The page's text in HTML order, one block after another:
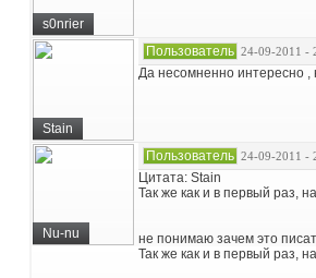
s0nrier
Stain
Пользователь 24-09-2011 -
Да несомненно интересно ,
Nu-nu
Пользователь 24-09-2011 -
Цитата: Stain
Так же как и в первый раз,
не понимаю зачем это
Так же как и в первый раз,